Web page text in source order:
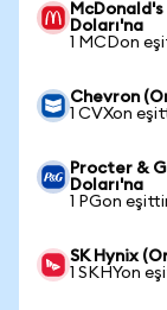
Doları'na
1 MCDon
Chevron
1 CVXon
Procter &
Doları'na
1 PGon
SK Hynix
1 SKHYon